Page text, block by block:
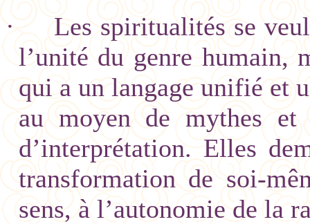
·
Les spiritualités se
l’unité du genre humain,
qui a un langage unifié et
au moyen de mythes et
d’interprétation. Elles
transformation de soi-
sens, à l’autonomie de la